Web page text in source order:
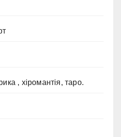
, хіромантія, таро.